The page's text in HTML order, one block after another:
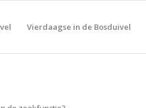
Vierdaagse in de Bosduivel